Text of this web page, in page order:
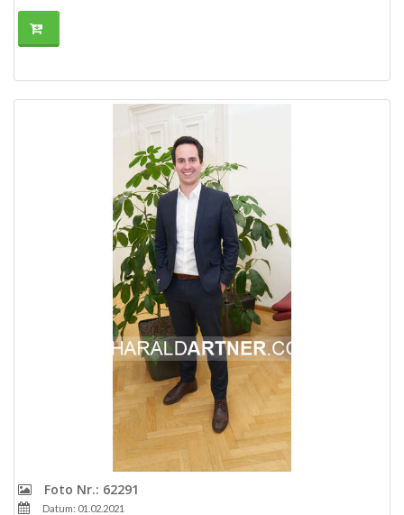
Foto Nr.: 62291
Datum: 01.02.2021